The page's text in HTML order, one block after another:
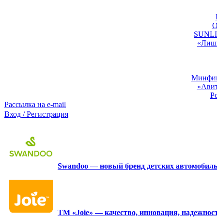
Рассылка на e-mail
Вход / Регистрация
Swandoo — новый бренд детских
ТМ «Joie» — качество, инновация,